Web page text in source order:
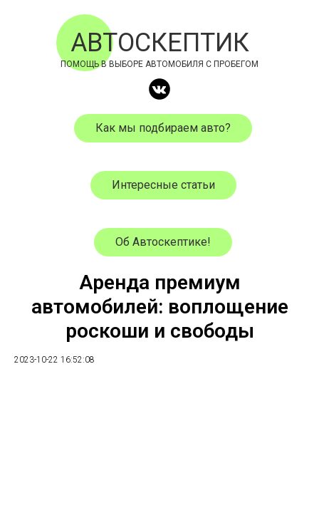
АВТОСКЕПТИК
ПОМОЩЬ В ВЫБОРЕ АВТОМОБИЛЯ С ПРОБЕГОМ
Как мы подбираем авто?
Интересные статьи
Об Автоскептике!
Аренда премиум
автомобилей: воплощение
роскоши и свободы
2023-10-22 16:52:08